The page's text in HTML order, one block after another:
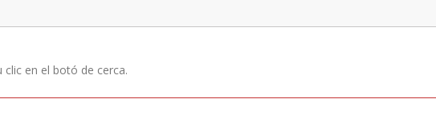
en el botó de cerca.